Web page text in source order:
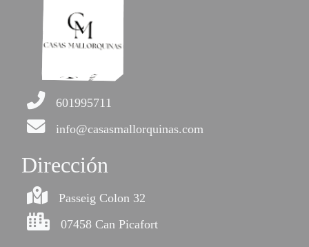
601995711
info@casasmallorquinas.com
Dirección
Passeig Colon 32
07458 Can Picafort